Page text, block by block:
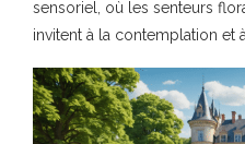
sensoriel, où les senteurs
invitent à la contemplation et